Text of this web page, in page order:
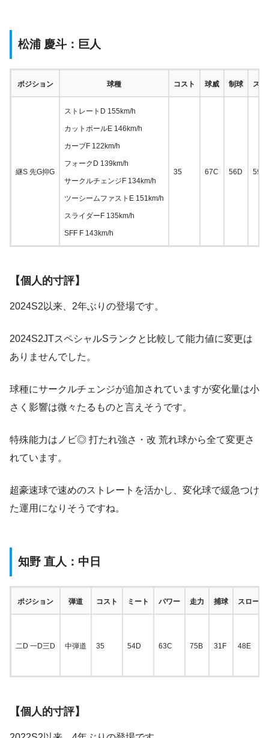
松浦 慶斗：巨人
ポジション 球種 コスト 球威 制球 ス
継S 先G抑G
ストレートD 155km/h
カットボールE 146km/h
カーブF 122km/h
フォークD 139km/h
サークルチェンジF 134km/h
ツーシームファストE 151km/h
スライダーF 135km/h
SFF F 143km/h
35 67C 56D 59D
【個人的寸評】
2024S2以来、2年ぶりの登場です。
2024S2JTスペシャルSランクと比較して能力値に変更は
ありませんでした。
球種にサークルチェンジが追加されていますが変化量は小
さく影響は微々たるものと言えそうです。
特殊能力はノビ◎ 打たれ強さ・改 荒れ球から全て変更さ
れています。
超豪速球で速めのストレートを活かし、変化球で緩急つけ
た運用になりそうですね。
知野 直人：中日
ポジション 弾道 コスト ミート パワー 走力 捕球 スローイ
二D 一D三D 中弾道 35 54D 63C 75B 31F 48E
【個人的寸評】